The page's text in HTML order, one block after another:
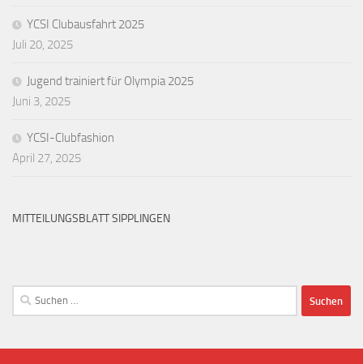
YCSI Clubausfahrt 2025
Juli 20, 2025
Jugend trainiert für Olympia 2025
Juni 3, 2025
YCSI-Clubfashion
April 27, 2025
MITTEILUNGSBLATT SIPPLINGEN
Suchen
nach: